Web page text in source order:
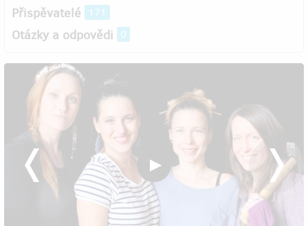
Přispěvatelé 171
Otázky a odpovědi 0